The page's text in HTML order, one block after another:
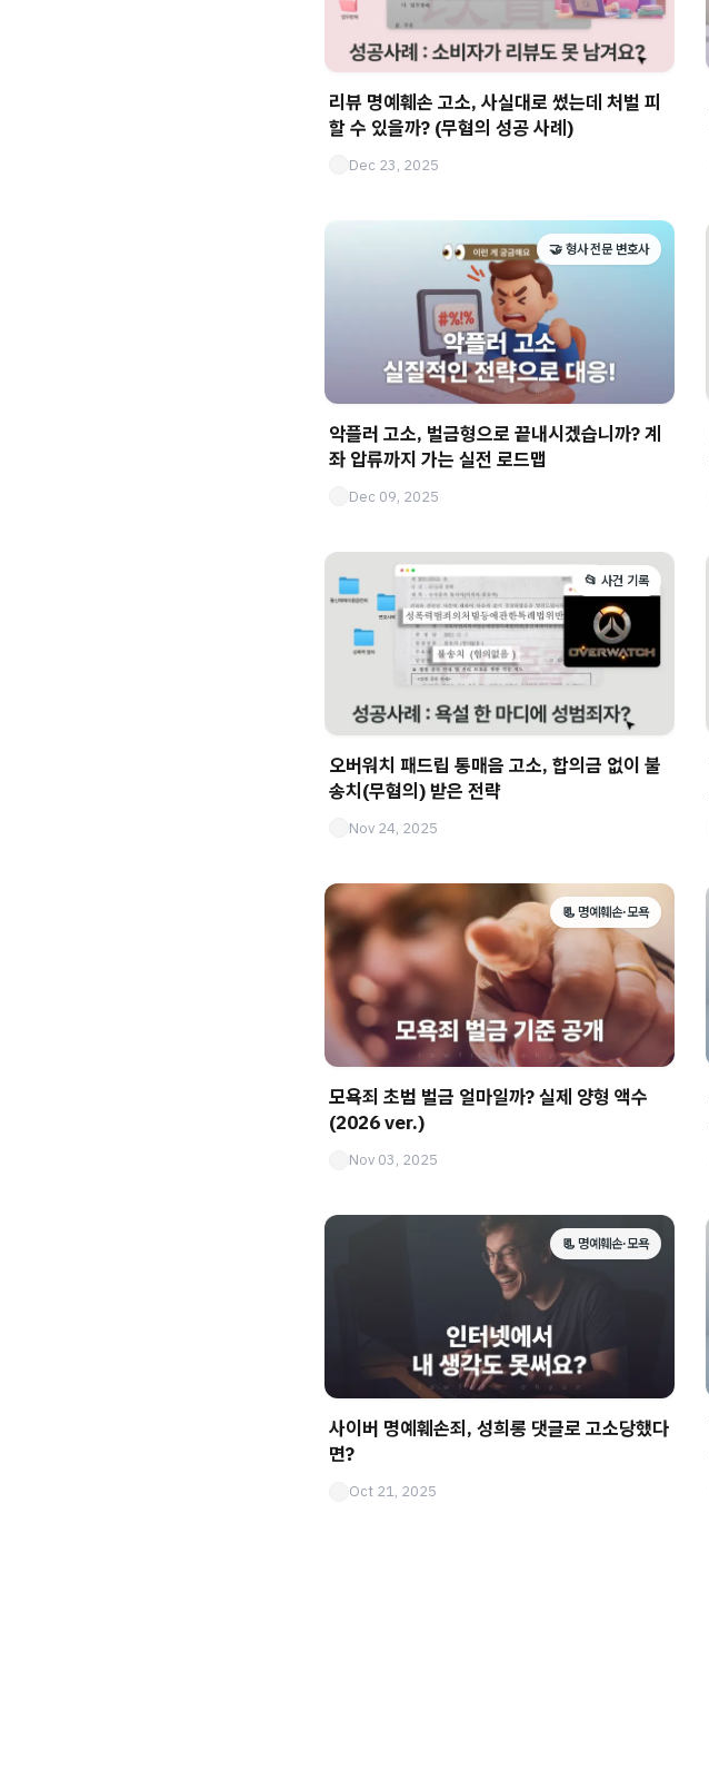
리뷰 명예훼손 고소, 사실대로 썼는데 처벌 피
할 수 있을까? (무혐의 성공 사례)
Dec 23, 2025
🤝 형사 전문 변호사
악플러 고소, 벌금형으로 끝내시겠습니까? 계
좌 압류까지 가는 실전 로드맵
Dec 09, 2025
📂 사건 기록
오버워치 패드립 통매음 고소, 합의금 없이 불
송치(무혐의) 받은 전략
Nov 24, 2025
📃 명예훼손·모욕
모욕죄 초범 벌금 얼마일까? 실제 양형 액수
(2026 ver.)
Nov 03, 2025
📃 명예훼손·모욕
사이버 명예훼손죄, 성희롱 댓글로 고소당했다
면?
Oct 21, 2025